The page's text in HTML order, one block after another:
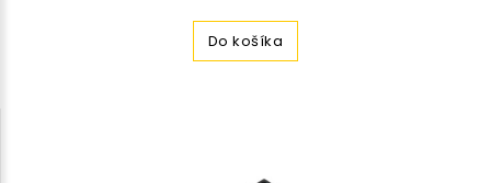
Do košíka